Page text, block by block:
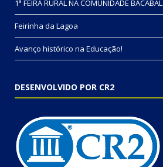
1ª FEIRA RURAL NA COMUNIDADE BACABAL
Feirinha da Lagoa
Avanço histórico na Educação!
DESENVOLVIDO POR CR2